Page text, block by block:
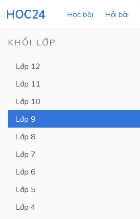
HOC24 Học bài Hỏi bài
Lớp 11
Lớp 10
KHỐI LỚP
Lớp 12
Lớp 11
Lớp 10
Lớp 9
Lớp 8
Lớp 7
Lớp 6
Lớp 5
Lớp 4